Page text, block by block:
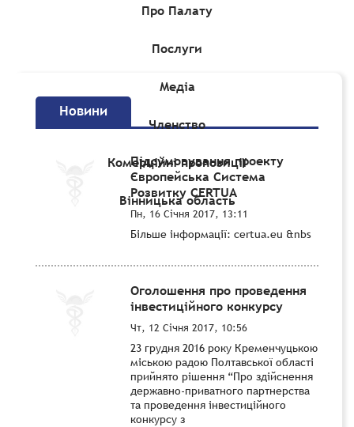
Про Палату
Послуги
Медіа
Членство
Комерційні пропозиції
Вінницька область
Новини
Підсумовування проекту
Європейська Система
Розвитку CERTUA
Пн, 16 Січня 2017, 13:11
Більше інформації: certua.eu &nbs
Оголошення про проведення
інвестиційного конкурсу
Чт, 12 Січня 2017, 10:56
23 грудня 2016 року Кременчуцькою
міською радою Полтавської області
прийнято рішення “Про здійснення
державно-приватного партнерства
та проведення інвестиційного
конкурсу з